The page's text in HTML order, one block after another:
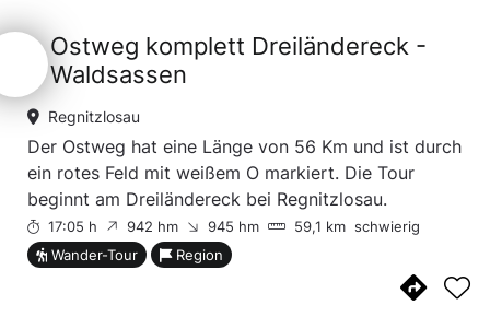
Ostweg komplett Dreiländereck -
Waldsassen
Regnitzlosau
Der Ostweg hat eine Länge von 56 Km und ist durch
ein rotes Feld mit weißem O markiert. Die Tour
beginnt am Dreiländereck bei Regnitzlosau.
17:05 h 942 hm 945 hm 59,1 km schwierig
Wander-Tour Region